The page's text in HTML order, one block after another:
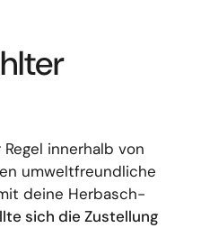
innerhalb von
umweltfreundliche
deine Herbasch-
sich die Zustellung